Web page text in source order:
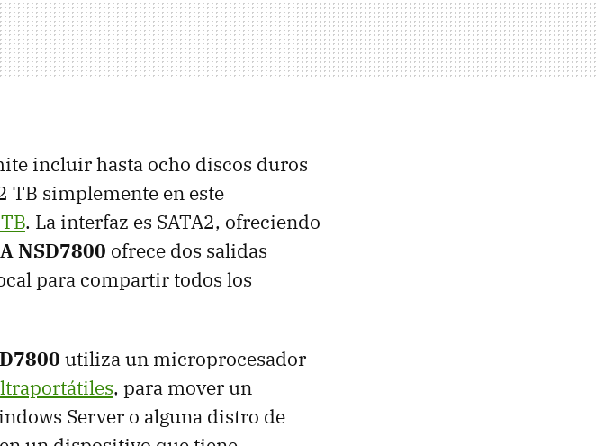
incluir hasta ocho discos duros
TB simplemente en este
. La interfaz es SATA2, ofreciendo
NSD7800 ofrece dos salidas
para compartir todos los
utiliza un microprocesador
, para mover un
Server o alguna distro de